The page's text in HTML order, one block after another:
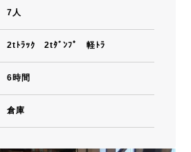
7人
2tﾄﾗｯｸ 2tﾀﾞﾝﾌﾟ 軽ﾄﾗ
6時間
倉庫